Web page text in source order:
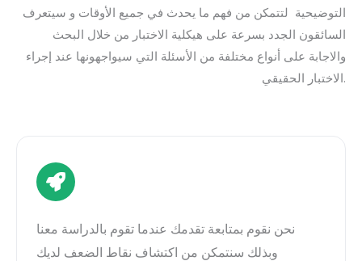
التوضيحية لتتمكن من فهم ما يحدث في جميع الأوقات و سيتعرف
السائقون الجدد بسرعة على هيكلية الاختبار من خلال البحث
والاجابة على أنواع مختلفة من الأسئلة التي سيواجهونها عند إجراء
الاختبار الحقيقي.
نحن نقوم بمتابعة تقدمك عندما تقوم بالدراسة معنا
وبذلك سنتمكن من اكتشاف نقاط الضعف لديك